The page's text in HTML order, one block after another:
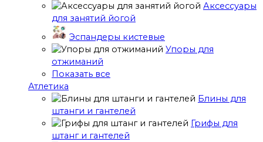
Аксессуары
для занятий йогой
Эспандеры кистевые
Упоры для
отжиманий
Показать все
Атлетика
Блины для
штанги и гантелей
Грифы для
штанг и гантелей